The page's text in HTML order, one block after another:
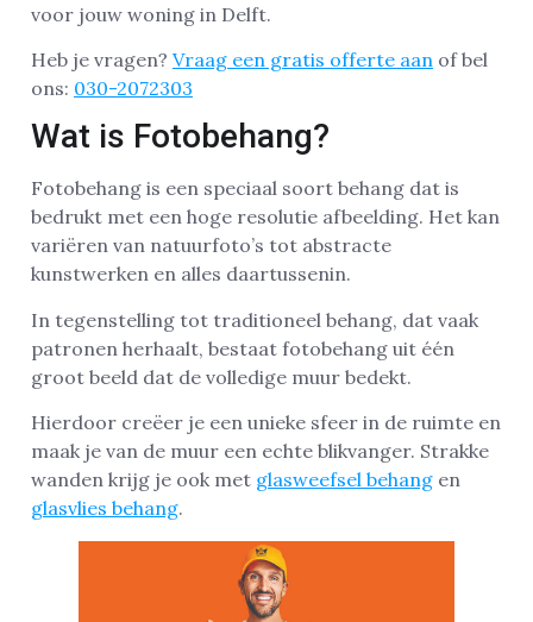
voor jouw woning in Delft.
Heb je vragen? Vraag een gratis offerte aan of bel
ons: 030-2072303
Wat is Fotobehang?
Fotobehang is een speciaal soort behang dat is
bedrukt met een hoge resolutie afbeelding. Het kan
variëren van natuurfoto’s tot abstracte
kunstwerken en alles daartussenin.
In tegenstelling tot traditioneel behang, dat vaak
patronen herhaalt, bestaat fotobehang uit één
groot beeld dat de volledige muur bedekt.
Hierdoor creëer je een unieke sfeer in de ruimte en
maak je van de muur een echte blikvanger. Strakke
wanden krijg je ook met glasweefsel behang en
glasvlies behang.